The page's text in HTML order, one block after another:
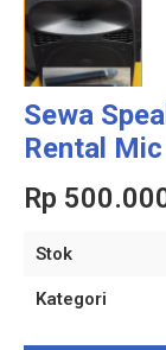
Sewa
Rental
Rp
Stok
Kategori